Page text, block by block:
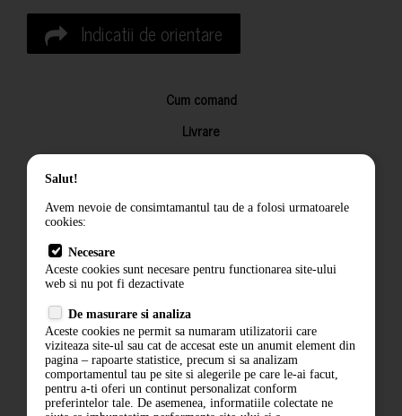
Indicatii de orientare
Cum comand
Livrare
Returnarea produselor
Termeni si conditii
Politica de confidentialitate
ANPC
Salut!
Avem nevoie de consimtamantul tau de a folosi urmatoarele
cookies:
Necesare
Aceste cookies sunt necesare pentru functionarea site-ului
web si nu pot fi dezactivate
De masurare si analiza
Aceste cookies ne permit sa numaram utilizatorii care
viziteaza site-ul sau cat de accesat este un anumit element din
pagina – rapoarte statistice, precum si sa analizam
comportamentul tau pe site si alegerile pe care le-ai facut,
pentru a-ti oferi un continut personalizat conform
preferintelor tale. De asemenea, informatiile colectate ne